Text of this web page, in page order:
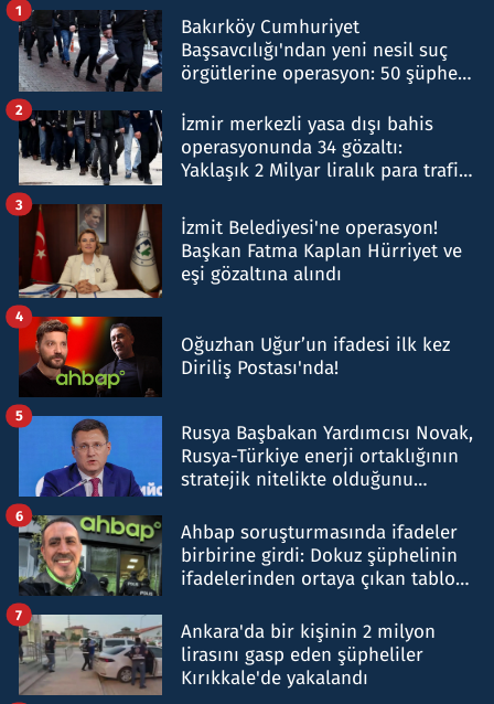
Bakırköy Cumhuriyet
Başsavcılığı'ndan yeni nesil suç
örgütlerine operasyon: 50 şüpheli
1
İzmir merkezli yasa dışı bahis
operasyonunda 34 gözaltı:
Yaklaşık 2 Milyar liralık para trafiği
2
İzmit Belediyesi'ne operasyon!
Başkan Fatma Kaplan Hürriyet ve
eşi gözaltına alındı
3
Oğuzhan Uğur’un ifadesi ilk kez
Diriliş Postası'nda!
4
Rusya Başbakan Yardımcısı Novak,
Rusya-Türkiye enerji ortaklığının
stratejik nitelikte olduğunu
5
Ahbap soruşturmasında ifadeler
birbirine girdi: Dokuz şüphelinin
ifadelerinden ortaya çıkan tablo
6
Ankara'da bir kişinin 2 milyon
lirasını gasp eden şüpheliler
Kırıkkale'de yakalandı
7